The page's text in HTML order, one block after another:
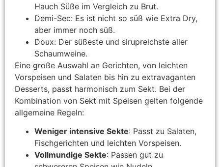
Hauch Süße im Vergleich zu Brut.
Demi-Sec: Es ist nicht so süß wie Extra Dry,
aber immer noch süß.
Doux: Der süßeste und sirupreichste aller
Schaumweine.
Eine große Auswahl an Gerichten, von leichten
Vorspeisen und Salaten bis hin zu extravaganten
Desserts, passt harmonisch zum Sekt. Bei der
Kombination von Sekt mit Speisen gelten folgende
allgemeine Regeln:
Weniger intensive Sekte: Passt zu Salaten,
Fischgerichten und leichten Vorspeisen.
Vollmundige Sekte: Passen gut zu